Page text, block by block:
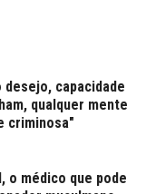
desejo, capacidade
qualquer mente
criminosa"
o médico que pode